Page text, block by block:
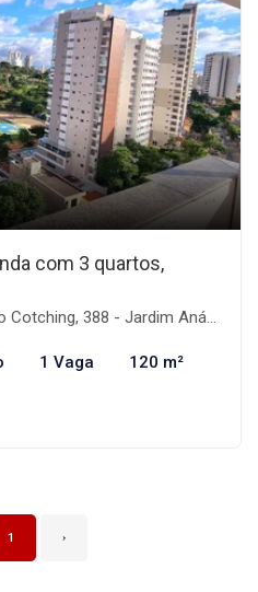
com 3 quartos,
- Jardim Anália Franco, São Paulo-SP
1 Vaga 120 m²
1 ›